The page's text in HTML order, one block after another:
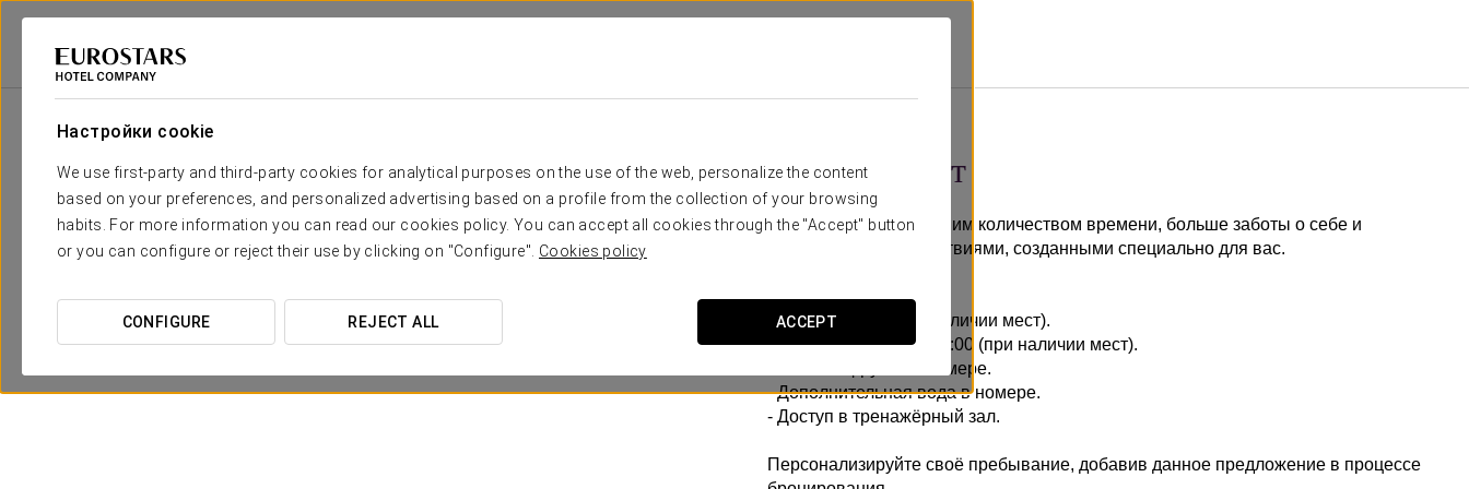
Настройки cookie
We use first-party and third-party cookies for analytical purposes on the use of the web, personalize the content
based on your preferences, and personalized advertising based on a profile from the collection of your browsing
habits. For more information you can read our cookies policy. You can accept all cookies through the "Accept" button
or you can configure or reject their use by clicking on "Configure". Cookies policy
CONFIGURE REJECT ALL ACCEPT
Eurostars Hotel Company
Бизнес-опыт
Наслаждайтесь большим количеством времени, больше заботы о себе и
маленькими удовольствиями, созданными специально для вас.
Эта акция включает:
- Ранний заезд (при наличии мест).
- Поздний выезд до 14:00 (при наличии мест).
- Свежие фрукты в номере.
- Дополнительная вода в номере.
- Доступ в тренажёрный зал.
Персонализируйте своё пребывание, добавив данное предложение в процессе